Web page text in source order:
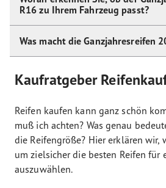
R16 zu Ihrem Fahrzeug passt?
Was macht die Ganzjahresreifen
Kaufratgeber
Reifen kaufen kann ganz schön
muß ich achten? Was genau
die Reifengröße? Hier erklären wir,
um zielsicher die besten Reifen für
auszuwählen.